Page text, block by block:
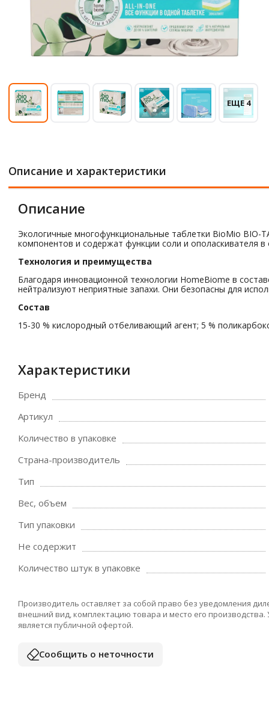
ЕЩЕ 4
Описание и характеристики
Описание
Экологичные многофункциональные таблетки BioMio BIO-
компонентов и содержат функции соли и ополаскивателя
Технология и преимущества
Благодаря инновационной технологии HomeBiome в
нейтрализуют неприятные запахи. Они безопасны для
Состав
15-30 % кислородный отбеливающий агент; 5 %
Характеристики
Бренд
Артикул
Количество в упаковке
Страна-производитель
Тип
Вес, объем
Тип упаковки
Не содержит
Количество штук в упаковке
Производитель оставляет за собой право без уведомления
внешний вид, комплектацию товара и место его
является публичной офертой.
Сообщить о неточности